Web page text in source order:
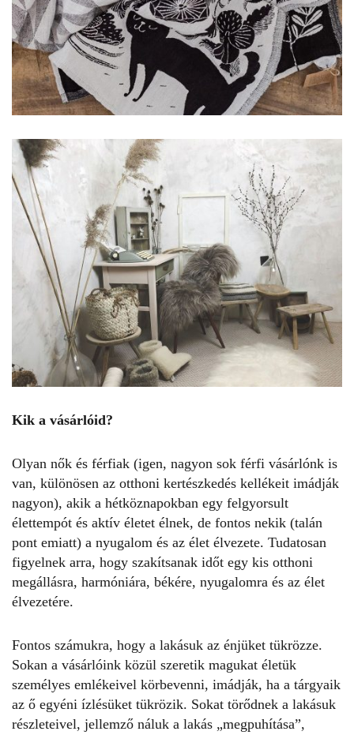
Kik a vásárlóid?
Olyan nők és férfiak (igen, nagyon sok férfi vásárlónk is
van, különösen az otthoni kertészkedés kellékeit imádják
nagyon), akik a hétköznapokban egy felgyorsult
élettempót és aktív életet élnek, de fontos nekik (talán
pont emiatt) a nyugalom és az élet élvezete. Tudatosan
figyelnek arra, hogy szakítsanak időt egy kis otthoni
megállásra, harmóniára, békére, nyugalomra és az élet
élvezetére.
Fontos számukra, hogy a lakásuk az énjüket tükrözze.
Sokan a vásárlóink közül szeretik magukat életük
személyes emlékeivel körbevenni, imádják, ha a tárgyaik
az ő egyéni ízlésüket tükrözik. Sokat törődnek a lakásuk
részleteivel, jellemző náluk a lakás „megpuhítása”,